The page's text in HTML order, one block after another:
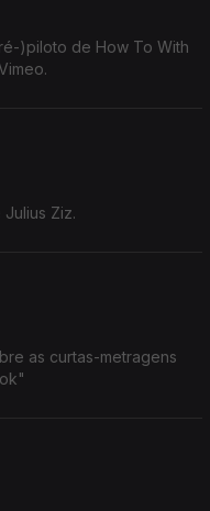
)piloto de How To With
Ziz.
as curtas-metragens